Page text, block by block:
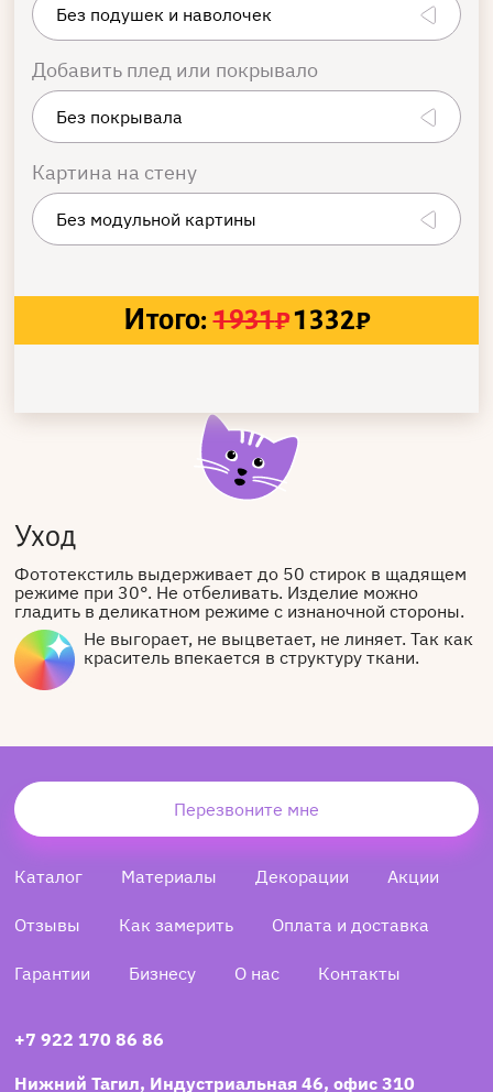
Добавить плед или покрывало
Картина на стену
Итого: 1931₽1332₽
Уход
Фототекстиль выдерживает до 50 стирок в щадящем
режиме при 30°. Не отбеливать. Изделие можно
гладить в деликатном режиме с изнаночной стороны.
Не выгорает, не выцветает, не линяет. Так как
краситель впекается в структуру ткани.
Перезвоните мне
Каталог Материалы Декорации Акции
Отзывы Как замерить Оплата и доставка
Гарантии Бизнесу О нас Контакты
+7 922 170 86 86
Нижний Тагил, Индустриальная 46, офис 310